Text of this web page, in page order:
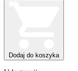
Dodaj do koszyka